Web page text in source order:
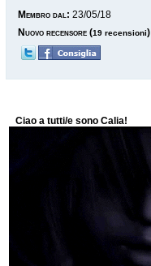
Membro dal: 23/05/18
Nuovo recensore (19 recensioni)
Ciao a tutti/e sono Calia!